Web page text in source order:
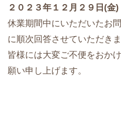
２０２３年１２月２９日(
休業期間中にいただいたお
に順次回答させていただきま
皆様には大変ご不便をおか
願い申し上げます。